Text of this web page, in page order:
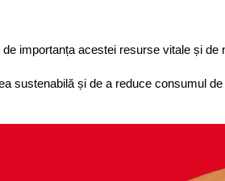
importanța acestei resurse vitale și
sustenabilă și de a reduce consumul